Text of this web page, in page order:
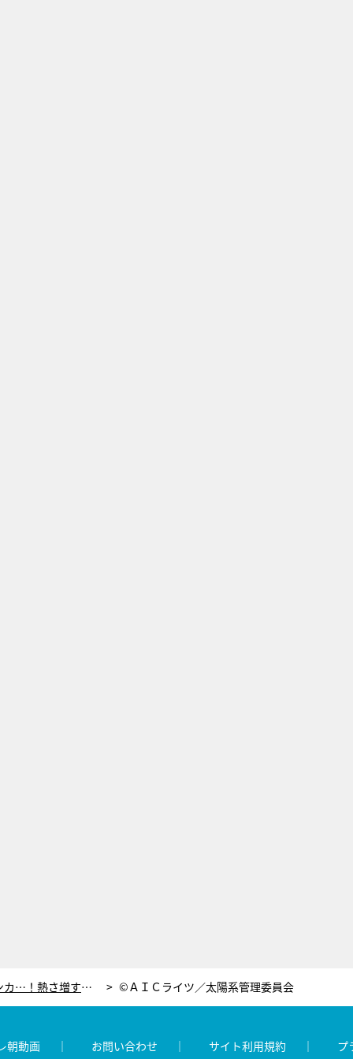
少女たちの友情、戦い、ケンカ…！熱さ増す『バトルアスリーテス大運動会 ReSTART!』 ©ＡＩＣライツ／太陽系管理委員会
朝動画 お問い合わせ サイト利用規約 プ